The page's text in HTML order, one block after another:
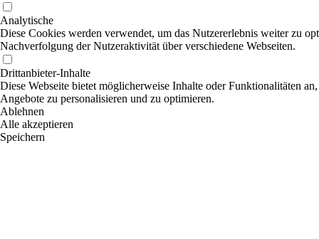
Analytische
Diese Cookies werden verwendet, um das Nutzererlebnis weiter zu
Nachverfolgung der Nutzeraktivität über verschiedene Webseiten.
Drittanbieter-Inhalte
Diese Webseite bietet möglicherweise Inhalte oder Funktionalitäten
Angebote zu personalisieren und zu optimieren.
Ablehnen
Alle akzeptieren
Speichern